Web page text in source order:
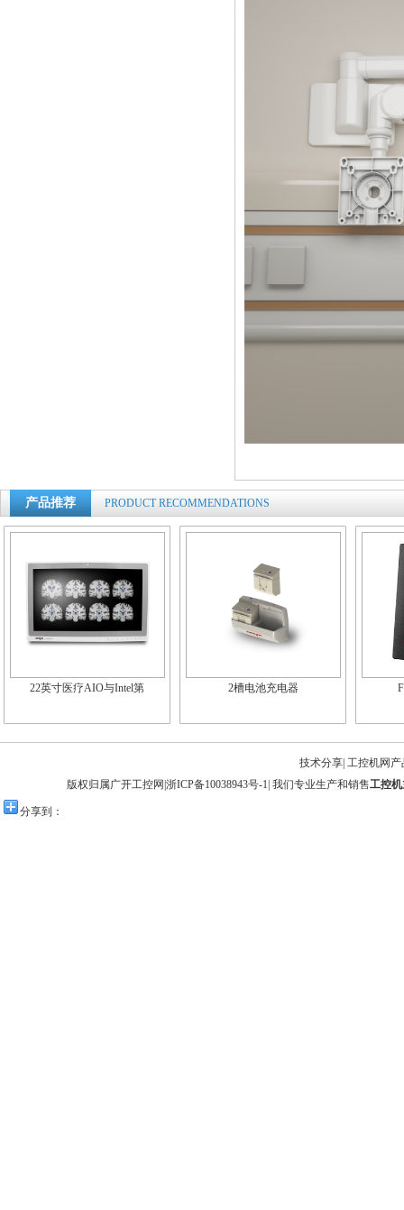
产品推荐 PRODUCT RECOMMENDATIONS
22英寸医疗AIO与Intel第 2槽电池充电器
技术分享| 工控机网产
版权归属广开工控网| 浙ICP备10038943号-1 | 我们专业生产和销售工控
分享到：